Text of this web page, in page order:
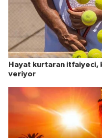
Hayat kurtaran itfaiyeci,
veriyor